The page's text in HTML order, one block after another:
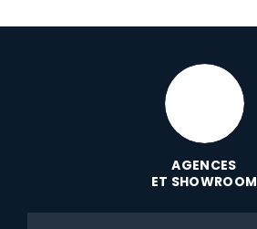
AGENCES
ET SHOWROOM